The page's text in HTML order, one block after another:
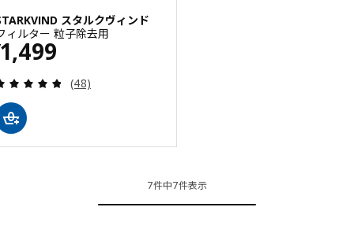
スタルクヴィンド
ィルター 粒子除去用
1,499
格 ¥ 1499
レビュー: 4.8 から 5 星です。 総レビュー数:
(48)
7件中7件表示